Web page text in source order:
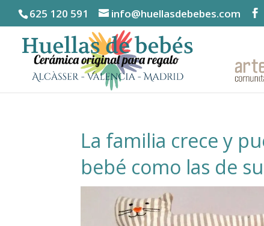
625 120 591 info@huellasdebebes.com
La familia crece y
bebé como las de